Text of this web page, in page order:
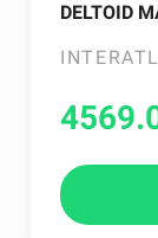
DELTOID